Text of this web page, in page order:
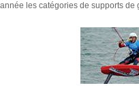
année les catégories de supports de